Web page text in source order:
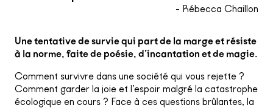
- Rébecca Chaillon
Une tentative de survie qui part de la marge et résiste
à la norme, faite de poésie, d’incantation et de magie.
Comment survivre dans une société qui vous rejette ?
Comment garder la joie et l’espoir malgré la catastrophe
écologique en cours ? Face à ces questions brûlantes, la